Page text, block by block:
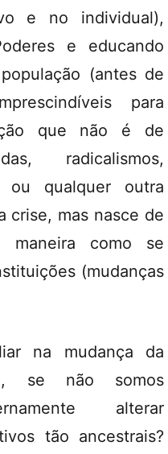
e no individual),
e educando
(antes de
para
que não é de
radicalismos,
ou qualquer outra
crise, mas nasce de
maneira como se
(mudanças
na mudança da
se não somos
alterar
tão ancestrais?